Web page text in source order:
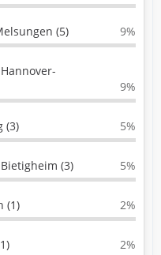
(5) 9%
9%
(3) 5%
(3) 5%
(1) 2%
2%